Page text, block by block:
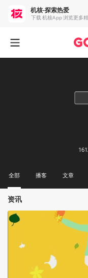
全部 播客 文章
资讯
机核-探索热爱
下载 机核App 浏览更多